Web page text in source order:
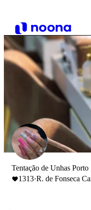
Tentação de Unhas Porto
1313·R. de Fonseca